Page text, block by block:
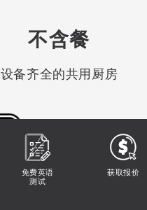
获取报价
免费英语
测试
不含餐
设备齐全的共用厨房